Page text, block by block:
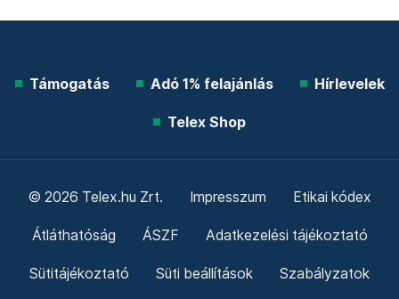
Támogatás Adó 1% felajánlás Hírlevelek
Telex Shop
© 2026 Telex.hu Zrt. Impresszum Etikai kódex
Átláthatóság ÁSZF Adatkezelési tájékoztató
Sütitájékoztató Süti beállítások Szabályzatok